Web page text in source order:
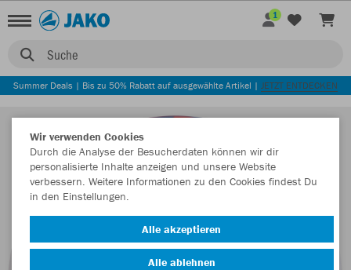
Suche
1
Summer Deals | Bis zu 50% Rabatt auf ausgewählte Artikel | JETZT ENTDECKEN
Wir verwenden Cookies
Durch die Analyse der Besucherdaten können wir dir
personalisierte Inhalte anzeigen und unsere Website
verbessern. Weitere Informationen zu den Cookies findest Du
in den Einstellungen.
Alle akzeptieren
Alle ablehnen